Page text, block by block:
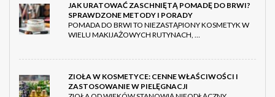
JAK URATOWAĆ ZASCHNIĘTĄ POMADĘ DO BRWI?
SPRAWDZONE METODY I PORADY
POMADA DO BRWI TO NIEZASTĄPIONY KOSMETYK W
WIELU MAKIJAŻOWYCH RUTYNACH, …
ZIOŁA W KOSMETYCE: CENNE WŁAŚCIWOŚCI I
ZASTOSOWANIE W PIELĘGNACJI